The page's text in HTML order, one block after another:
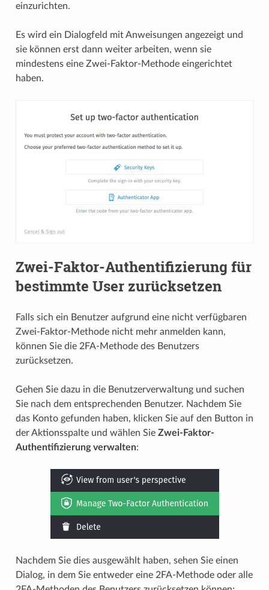
einzurichten.
Es wird ein Dialogfeld mit Anweisungen angezeigt und
sie können erst dann weiter arbeiten, wenn sie
mindestens eine Zwei-Faktor-Methode eingerichtet
haben.
Zwei-Faktor-Authentifizierung für
bestimmte User zurücksetzen
Falls sich ein Benutzer aufgrund eine nicht verfügbaren
Zwei-Faktor-Methode nicht mehr anmelden kann,
können Sie die 2FA-Methode des Benutzers
zurücksetzen.
Gehen Sie dazu in die Benutzerverwaltung und suchen
Sie nach dem entsprechenden Benutzer. Nachdem Sie
das Konto gefunden haben, klicken Sie auf den Button in
der Aktionsspalte und wählen Sie Zwei-Faktor-
Authentifizierung verwalten:
Nachdem Sie dies ausgewählt haben, sehen Sie einen
Dialog, in dem Sie entweder eine 2FA-Methode oder alle